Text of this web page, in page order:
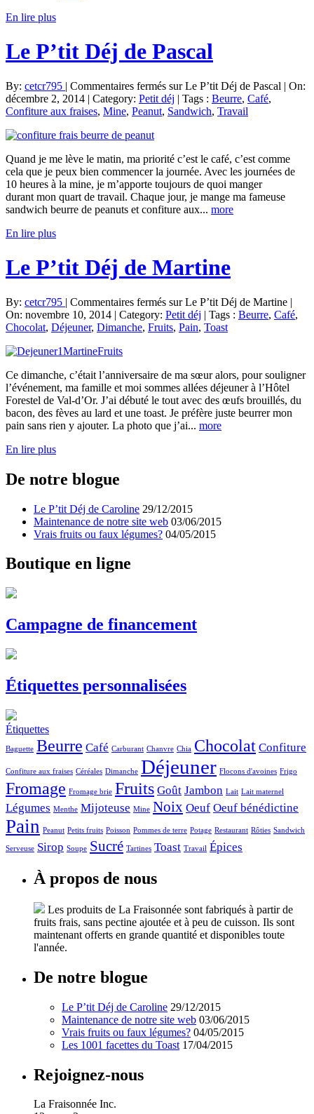
En lire plus
Le P’tit Déj de Pascal
By: cetcr795 | Commentaires fermés sur Le P’tit Déj de Pascal | On:
décembre 2, 2014 | Category: Petit déj | Tags : Beurre, Café,
Confiture aux fraises, Mine, Peanut, Sandwich, Travail
Quand je me lève le matin, ma priorité c’est le café, c’est comme
cela que je peux bien commencer la journée. Avec les journées de
10 heures à la mine, je m’apporte toujours de quoi manger
durant mon quart de travail. Chaque jour, je mange ma fameuse
sandwich beurre de peanuts et confiture aux... more
En lire plus
Le P’tit Déj de Martine
By: cetcr795 | Commentaires fermés sur Le P’tit Déj de Martine |
On: novembre 10, 2014 | Category: Petit déj | Tags : Beurre, Café,
Chocolat, Déjeuner, Dimanche, Fruits, Pain, Toast
Ce dimanche, c’était l’anniversaire de ma sœur alors, pour souligner
l’événement, ma famille et moi sommes allées déjeuner à l’Hôtel
Forestel de Val-d’Or. J’ai débuté le tout avec des œufs brouillés, du
bacon, des fèves au lard et une toast. Je préfère juste beurrer mon
pain sans rien y ajouter. La photo que j’ai... more
En lire plus
De notre blogue
Le P’tit Déj de Caroline 29/12/2015
Maintenance de notre site web 03/06/2015
Vrais fruits ou faux légumes? 04/05/2015
Boutique en ligne
Campagne de financement
Étiquettes personnalisées
Étiquettes
Baguette Beurre Café Carburant Chanvre Chia Chocolat Confiture
Confiture aux fraises Céréales Dimanche Déjeuner Flocons d'avoines Frigo
Fromage Fromage brie Fruits Goût Jambon Lait Lait maternel
Légumes Menthe Mijoteuse Mine Noix Oeuf Oeuf bénédictine
Pain Peanut Petits fruits Poisson Pommes de terre Potage Restaurant Rôties Sandwich
Serveuse Sirop Soupe Sucré Tartines Toast Travail Épices
À propos de nous
Les produits de La Fraisonnée sont fabriqués à partir de
fruits frais, sans pectine ajoutée et à peu de cuisson. Ils sont
maintenant offerts en grande quantité et disponibles toute
l'année.
De notre blogue
Le P’tit Déj de Caroline 29/12/2015
Maintenance de notre site web 03/06/2015
Vrais fruits ou faux légumes? 04/05/2015
Les 1001 facettes du Toast 17/04/2015
Rejoignez-nous
La Fraisonnée Inc.